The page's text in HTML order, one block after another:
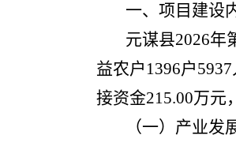
一、项目建设
元谋县2026年
益农户1396户
接资金215.00万元
（一）产业发